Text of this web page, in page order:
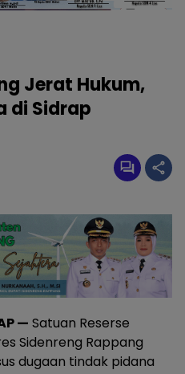
Jerat Hukum,
di Sidrap
— Satuan Reserse
Sidenreng Rappang
dugaan tindak pidana